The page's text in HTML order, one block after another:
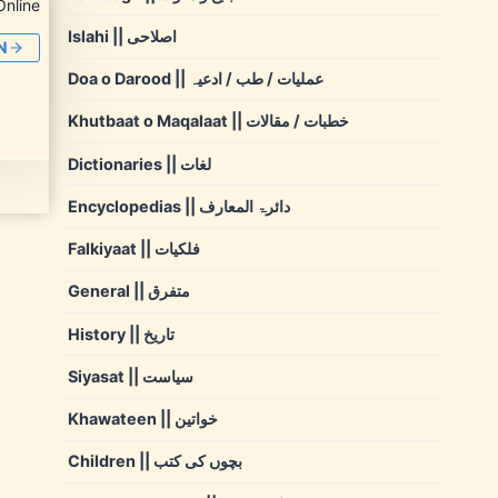
Islahi || اصلاحی
Doa o Darood || عملیات / طب / ادعیہ
Khutbaat o Maqalaat || خطبات / مقالات
Dictionaries || لغات
Encyclopedias || دائرۃ المعارف
Falkiyaat || فلکیات
General || متفرق
History || تاریخ
Siyasat || سیاست
Khawateen || خواتین
Children || بچوں کی کتب